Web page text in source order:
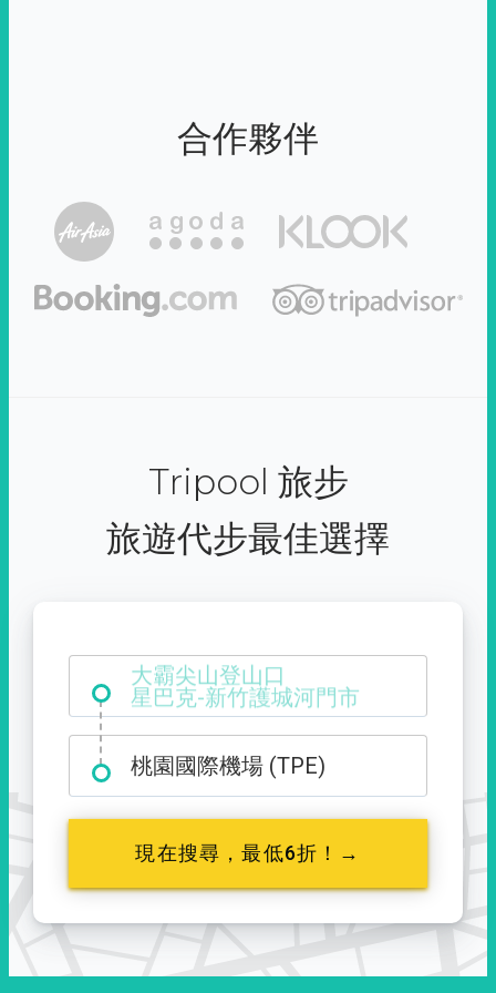
合作夥伴
Tripool 旅步
旅遊代步最佳選擇
大霸尖山登山口
桃園國際機場 (TPE)
現在搜尋，最低6折！→